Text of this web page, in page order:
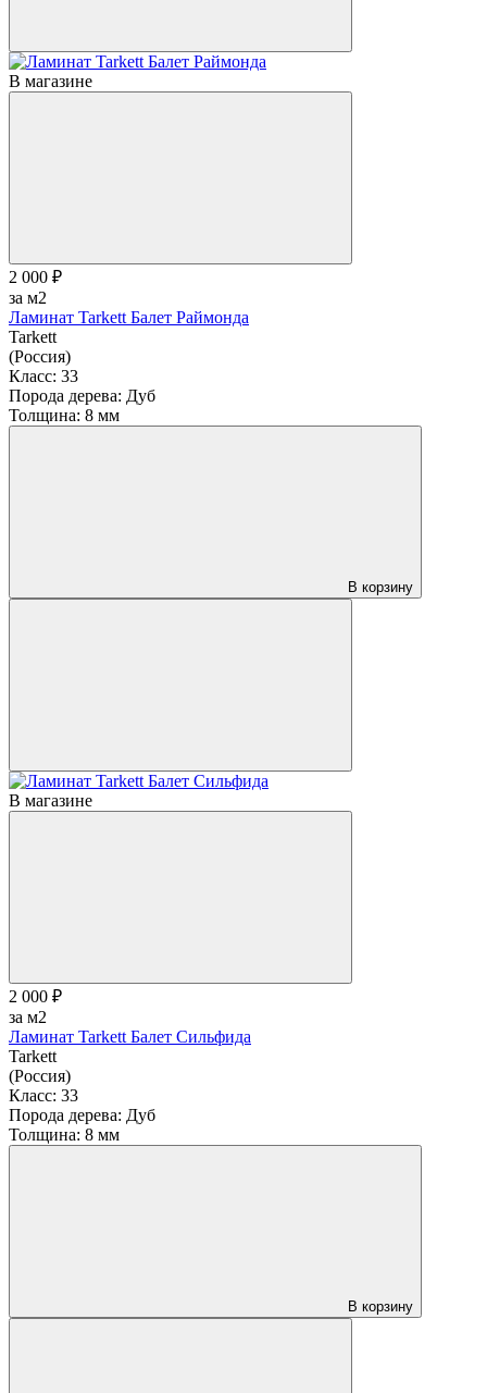
В магазине
2 000 ₽
за м2
Ламинат Tarkett Балет Раймонда
Tarkett
(Россия)
Класс: 33
Порода дерева: Дуб
Толщина: 8 мм
В корзину
В магазине
2 000 ₽
за м2
Ламинат Tarkett Балет Сильфида
Tarkett
(Россия)
Класс: 33
Порода дерева: Дуб
Толщина: 8 мм
В корзину